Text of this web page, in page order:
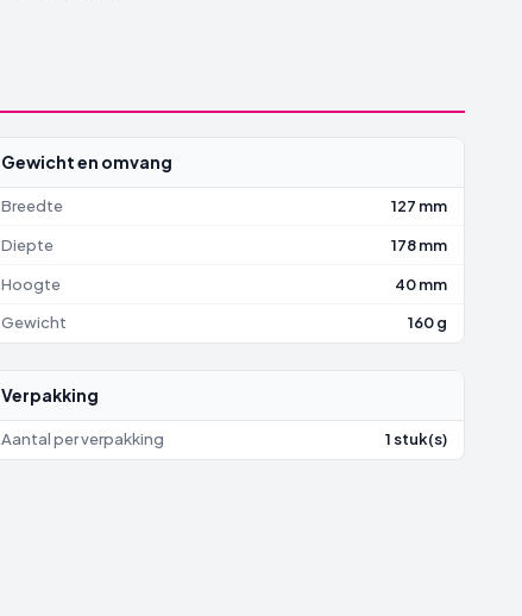
Gewicht en omvang
Breedte 127 mm
Diepte 178 mm
Hoogte 40 mm
Gewicht 160 g
Verpakking
Aantal per verpakking 1 stuk(s)